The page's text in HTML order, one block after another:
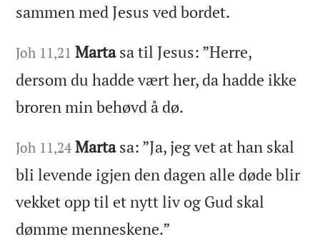
sammen med Jesus ved bordet.
Joh 11,21 Martasa til Jesus: ”Herre,
dersom du hadde vært her, da hadde ikke
broren min behøvd å dø.
Joh 11,24 Martasa: ”Ja, jeg vet at han skal
bli levende igjen den dagen alle døde blir
vekket opp til et nytt liv og Gud skal
dømme menneskene.”